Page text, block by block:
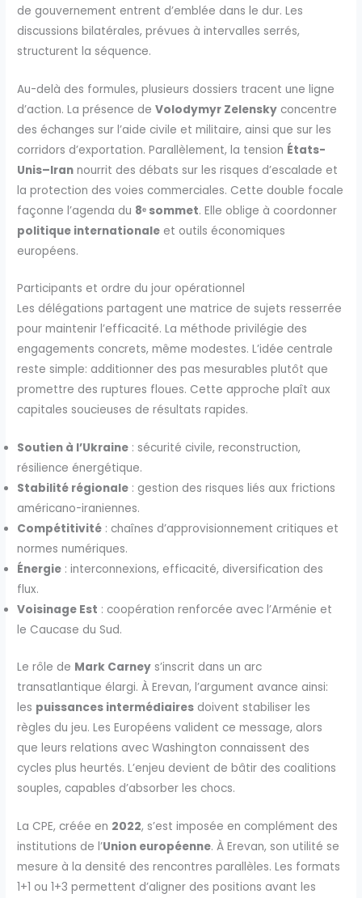
de gouvernement entrent d’emblée dans le dur. Les
discussions bilatérales, prévues à intervalles serrés,
structurent la séquence.
Au-delà des formules, plusieurs dossiers tracent une ligne
d’action. La présence deVolodymyr Zelensky concentre
des échanges sur l’aide civile et militaire, ainsi que sur les
corridors d’exportation. Parallèlement, la tension États-
Unis–Iran nourrit des débats sur les risques d’escalade et
la protection des voies commerciales. Cette double focale
façonne l’agenda du 8ᵉ sommet. Elle oblige à coordonner
politique internationale et outils économiques
européens.
Participants et ordre du jour opérationnel
Les délégations partagent une matrice de sujets resserrée
pour maintenir l’efficacité. La méthode privilégie des
engagements concrets, même modestes. L’idée centrale
reste simple: additionner des pas mesurables plutôt que
promettre des ruptures floues. Cette approche plaît aux
capitales soucieuses de résultats rapides.
Soutien à l’Ukraine : sécurité civile, reconstruction,
résilience énergétique.
Stabilité régionale : gestion des risques liés aux frictions
américano-iraniennes.
Compétitivité : chaînes d’approvisionnement critiques et
normes numériques.
Énergie : interconnexions, efficacité, diversification des
flux.
Voisinage Est : coopération renforcée avec l’Arménie et
le Caucase du Sud.
Le rôle de Mark Carney s’inscrit dans un arc
transatlantique élargi. À Erevan, l’argument avance ainsi:
les puissances intermédiaires doivent stabiliser les
règles du jeu. Les Européens valident ce message, alors
que leurs relations avec Washington connaissent des
cycles plus heurtés. L’enjeu devient de bâtir des coalitions
souples, capables d’absorber les chocs.
La CPE, créée en 2022, s’est imposée en complément des
institutions de l’Union européenne. À Erevan, son utilité se
mesure à la densité des rencontres parallèles. Les formats
1+1 ou 1+3 permettent d’aligner des positions avant les